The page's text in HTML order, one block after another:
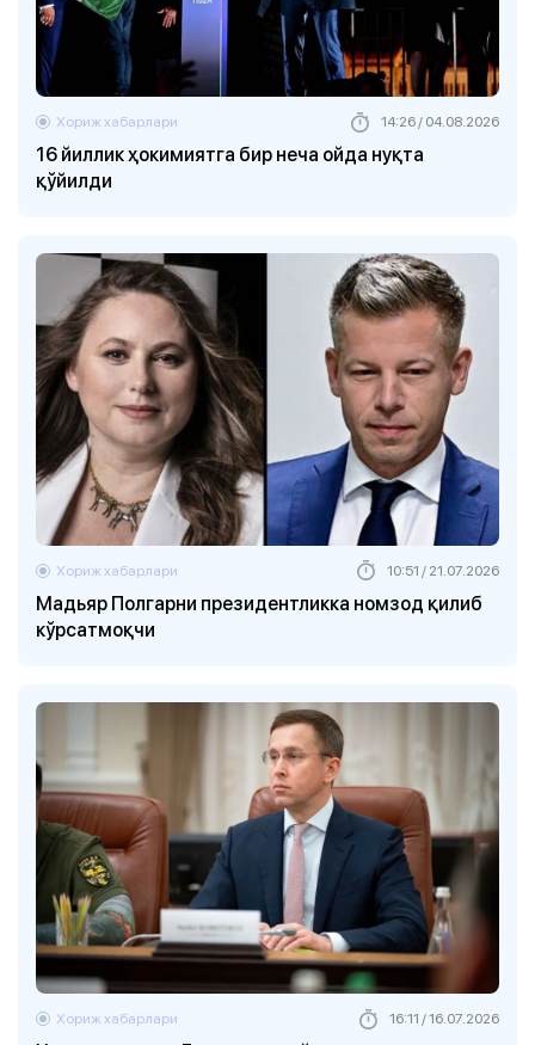
16 йиллик ҳокимиятга бир неча ойда нуқта
қўйилди
Хориж хабарлари 14:26 / 04.08.2026
Мадьяр Полгарни президентликка номзод қилиб
кўрсатмоқчи
Хориж хабарлари 10:51 / 21.07.2026
Хориж хабарлари 16:11 / 16.07.2026